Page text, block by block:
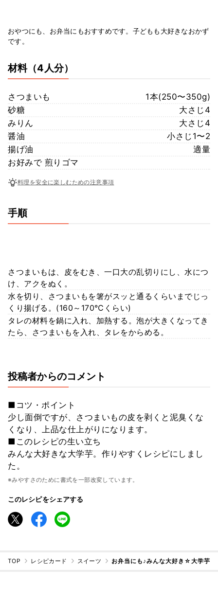
おやつにも、お弁当にもおすすめです。子どもも大好きなおかず
です。
材料（4人分）
さつまいも
1本(250〜350g)
砂糖
大さじ4
みりん
大さじ4
醤油
小さじ1〜2
揚げ油
適量
お好みで 煎りゴマ
料理を安全に楽しむための注意事項
手順
さつまいもは、皮をむき、一口大の乱切りにし、水につ
け、アクをぬく。
水を切り、さつまいもを箸がスッと通るくらいまでじっ
くり揚げる。(160～170℃くらい)
タレの材料を鍋に入れ、加熱する。泡が大きくなってき
たら、さつまいもを入れ、タレをからめる。
投稿者からのコメント
■コツ・ポイント
少し面倒ですが、さつまいもの皮を剥くと泥臭くな
くなり、上品な仕上がりになります。
■このレシピの生い立ち
みんな大好きな大学芋。作りやすくレシピにしまし
た。
※みやすさのために書式を一部改変しています。
このレシピをシェアする
TOP レシピカード スイーツ お弁当にも♪みんな大好き☆大学芋